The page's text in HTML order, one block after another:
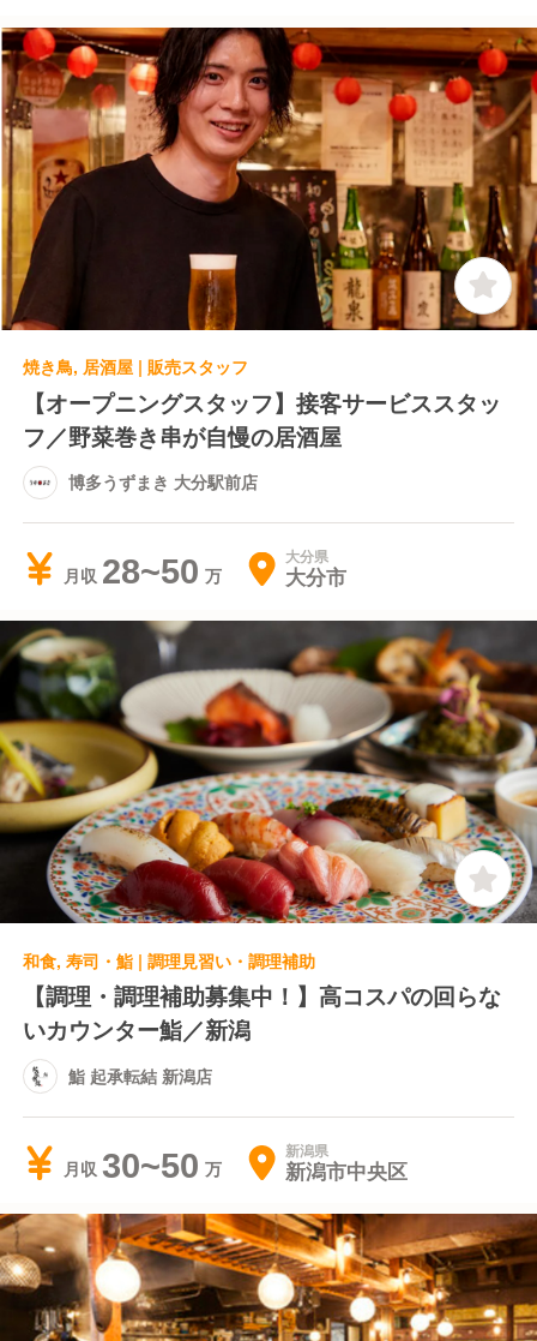
焼き鳥, 居酒屋 | 販売スタッフ
【オープニングスタッフ】接客サービススタッ
フ／野菜巻き串が自慢の居酒屋
博多うずまき 大分駅前店
月収 28~50 大分県
大分市
和食, 寿司・鮨 | 調理見習い・調理補助
【調理・調理補助募集中！】高コスパの回らな
いカウンター鮨／新潟
鮨 起承転結 新潟店
月収 30~50 新潟県
新潟市中央区